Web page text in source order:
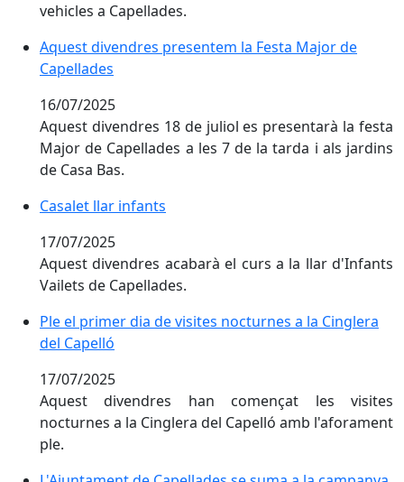
vehicles a Capellades.
Aquest divendres presentem la Festa Major de
Aquest divendres presentem la Festa Major de
Capellades
16/07/2025
Aquest divendres 18 de juliol es presentarà la festa
Major de Capellades a les 7 de la tarda i als jardins
de Casa Bas.
Casalet llar infants
Casalet llar infants
17/07/2025
Aquest divendres acabarà el curs a la llar d'Infants
Vailets de Capellades.
Ple el primer dia de visites nocturnes a la Cinglera
Ple el primer dia de visites nocturnes a la Cinglera
del Capelló
17/07/2025
Aquest divendres han començat les visites
nocturnes a la Cinglera del Capelló amb l'aforament
ple.